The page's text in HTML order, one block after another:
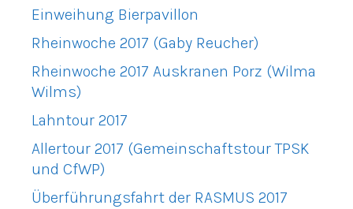
Einweihung Bierpavillon
Rheinwoche 2017 (Gaby Reucher)
Rheinwoche 2017 Auskranen Porz (Wilma
Wilms)
Lahntour 2017
Allertour 2017 (Gemeinschaftstour TPSK
und CfWP)
Überführungsfahrt der RASMUS 2017